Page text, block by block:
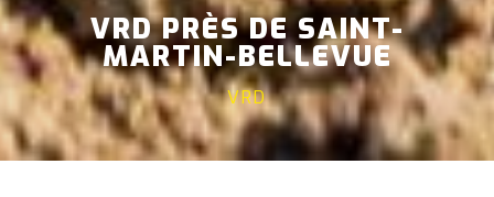
VRD PRÈS DE SAINT-
MARTIN-BELLEVUE
VRD